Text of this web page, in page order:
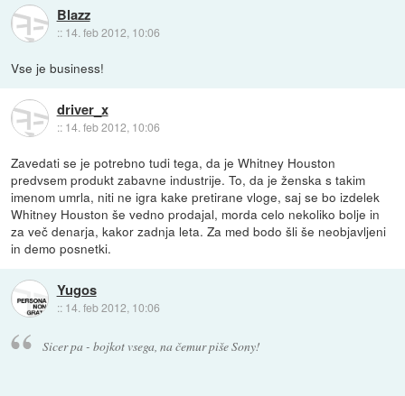
Blazz
:: 14. feb 2012, 10:06
Vse je business!
driver_x
:: 14. feb 2012, 10:06
Zavedati se je potrebno tudi tega, da je Whitney Houston
predvsem produkt zabavne industrije. To, da je ženska s takim
imenom umrla, niti ne igra kake pretirane vloge, saj se bo izdelek
Whitney Houston še vedno prodajal, morda celo nekoliko bolje in
za več denarja, kakor zadnja leta. Za med bodo šli še neobjavljeni
in demo posnetki.
Yugos
:: 14. feb 2012, 10:06
Sicer pa - bojkot vsega, na čemur piše Sony!